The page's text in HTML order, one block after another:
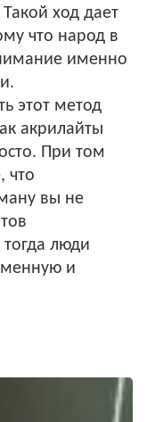
ход дает
что народ в
именно
этот метод
акрилайты
При том
что
вы не
люди
и